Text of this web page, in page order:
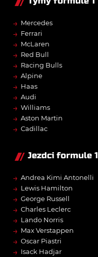
→ Mercedes
→ Ferrari
→ McLaren
→ Red Bull
→ Racing Bulls
→ Alpine
→ Haas
→ Audi
→ Williams
→ Aston Martin
→ Cadillac
Jezdci formule 1
→ Andrea Kimi Antonelli
→ Lewis Hamilton
→ George Russell
→ Charles Leclerc
→ Lando Norris
→ Max Verstappen
→ Oscar Piastri
→ Isack Hadjar